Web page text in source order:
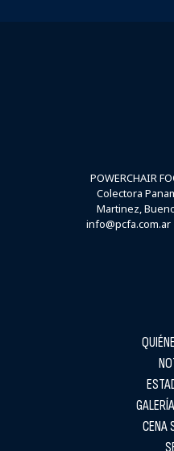
POWERCHAIR
Colectora
Martinez,
info@pcfa.com.ar
CENA